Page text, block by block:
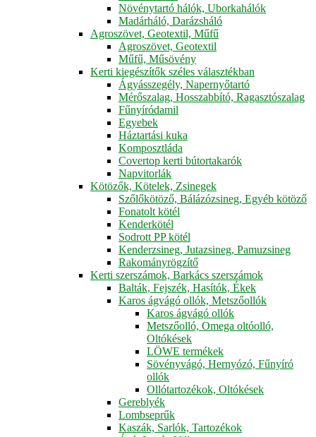
Növénytartó hálók, Uborkahálók
Madárháló, Darázsháló
Agroszövet, Geotextil, Műfű
Agroszövet, Geotextil
Műfű, Műsövény
Kerti kiegészítők széles választékban
Ágyásszegély, Napernyőtartó
Mérőszalag, Hosszabbító, Ragasztószalag
Fűnyíródamil
Egyebek
Háztartási kuka
Komposztláda
Covertop kerti bútortakarók
Napvitorlák
Kötözők, Kötelek, Zsinegek
Szőlőkötöző, Bálázózsineg, Egyéb kötöző
Fonatolt kötél
Kenderkötél
Sodrott PP kötél
Kenderzsineg, Jutazsineg, Pamuzsineg
Rakományrögzítő
Kerti szerszámok, Barkács szerszámok
Balták, Fejszék, Hasítók, Ékek
Karos ágvágó ollók, Metszőollók
Karos ágvágó ollók
Metszőolló, Omega oltóolló,
Oltókések
LÖWE termékek
Sövényvágó, Hernyózó, Fűnyíró
ollók
Ollótartozékok, Oltókések
Gereblyék
Lombseprűk
Kaszák, Sarlók, Tartozékok